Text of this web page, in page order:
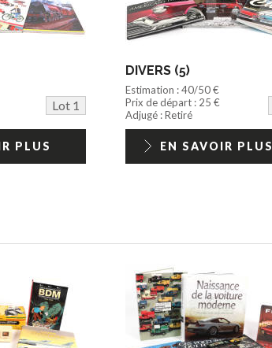
Lot 1
PLUS
DIVERS (5)
Estimation : 40/50 €
Prix de départ : 25 €
Adjugé : Retiré
EN SAVOIR PLUS